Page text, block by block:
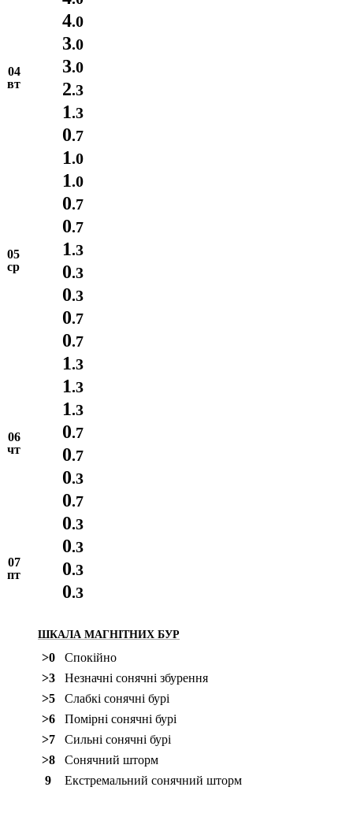
04
вт
4.0
3.0
3.0
2.3
1.3
0.7
1.0
05
ср
1.0
0.7
0.7
1.3
0.3
0.3
0.7
0.7
06
чт
1.3
1.3
1.3
0.7
0.7
0.3
0.7
0.3
07
пт
0.3
0.3
0.3
ШКАЛА МАГНІТНИХ БУР
>0
Спокійно
>3
Незначні сонячні збурення
>5
Слабкі сонячні бурі
>6
Помірні сонячні бурі
>7
Сильні сонячні бурі
>8
Сонячний шторм
9
Екстремальний сонячний шторм